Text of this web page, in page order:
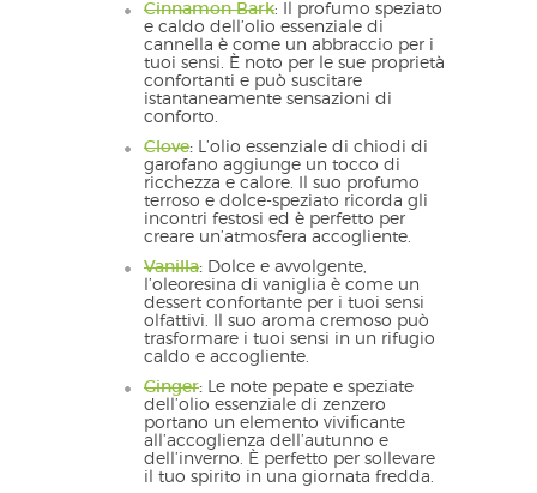
Cinnamon Bark: Il profumo speziato
e caldo dell’olio essenziale di
cannella è come un abbraccio per i
tuoi sensi. È noto per le sue proprietà
confortanti e può suscitare
istantaneamente sensazioni di
conforto.
Clove: L’olio essenziale di chiodi di
garofano aggiunge un tocco di
ricchezza e calore. Il suo profumo
terroso e dolce-speziato ricorda gli
incontri festosi ed è perfetto per
creare un’atmosfera accogliente.
Vanilla: Dolce e avvolgente,
l’oleoresina di vaniglia è come un
dessert confortante per i tuoi sensi
olfattivi. Il suo aroma cremoso può
trasformare i tuoi sensi in un rifugio
caldo e accogliente.
Ginger: Le note pepate e speziate
dell’olio essenziale di zenzero
portano un elemento vivificante
all’accoglienza dell’autunno e
dell’inverno. È perfetto per sollevare
il tuo spirito in una giornata fredda.